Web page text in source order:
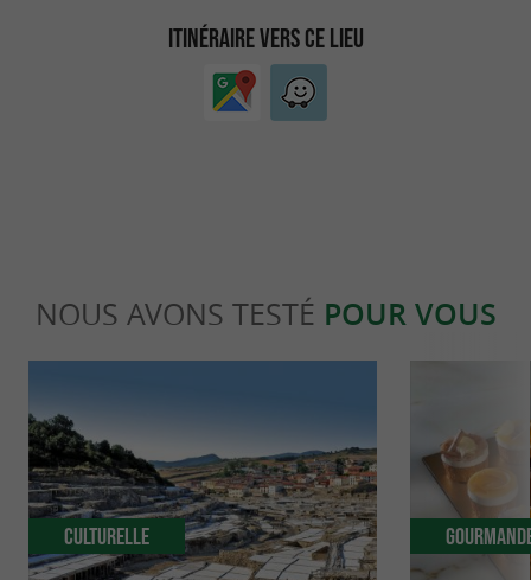
ITINÉRAIRE VERS CE LIEU
NOUS AVONS TESTÉ POUR VOUS
Culturelle